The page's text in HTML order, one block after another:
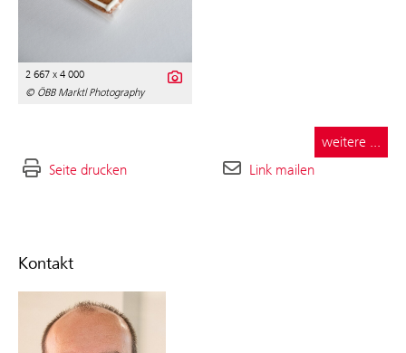
Kontakt
2 667 x 4 000
© ÖBB Marktl Photography
weitere ...
Seite drucken
Link mailen